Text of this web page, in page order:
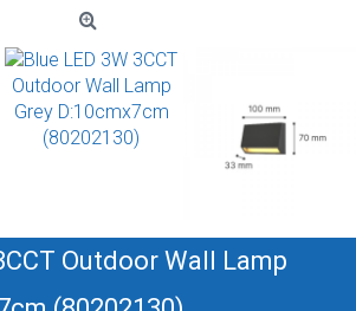
Outdoor Wall Lamp